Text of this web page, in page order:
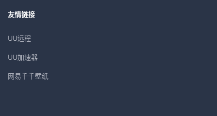
友情链接
UU远程
UU加速器
网易千千壁纸